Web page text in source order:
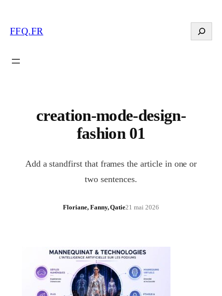
FFQ.FR Search
creation-mode-design-
fashion 01
Add a standfirst that frames the article in one or
two sentences.
Floriane, Fanny, Qatie21 mai 2026